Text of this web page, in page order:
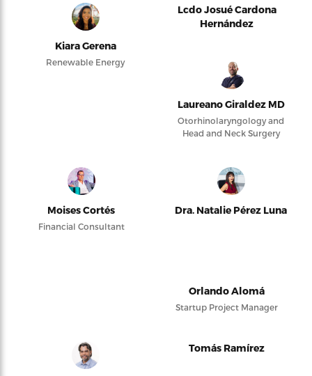
Kiara Gerena
Renewable Energy
Lcdo Josué Cardona
Hernández
Laureano Giraldez MD
Otorhinolaryngology and
Head and Neck Surgery
Moises Cortés
Financial Consultant
Dra. Natalie Pérez Luna
Orlando Alomá
Startup Project Manager
Tomás Ramírez